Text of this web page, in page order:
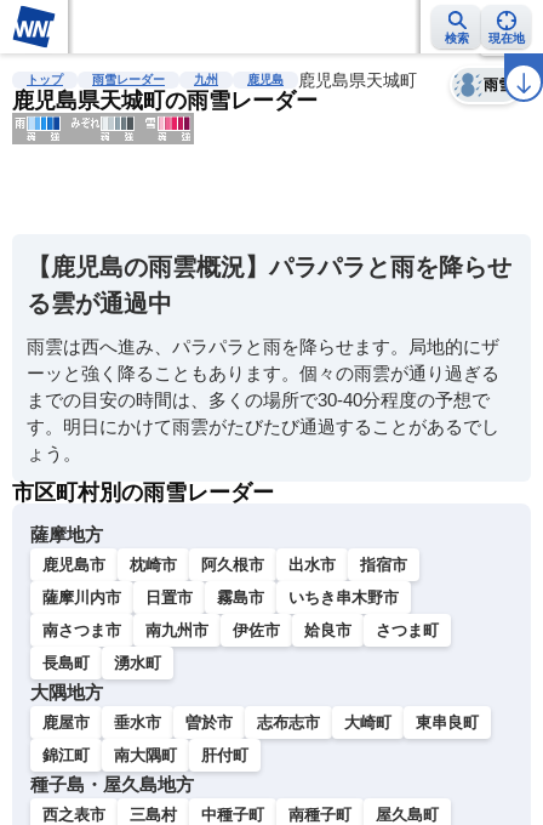
検索 現在地
雨雲レーダー 台風情報 地震情報 警報・注意報 2週間天気 ラ
トップ 雨雪レーダー 九州 鹿児島 鹿児島県天城町
鹿児島県天城町の雨雪レーダー
雨雪
天気 台風
【鹿児島の雨雲概況】パラパラと雨を降らせ
る雲が通過中
雨雲は西へ進み、パラパラと雨を降らせます。局地的にザ
ーッと強く降ることもあります。個々の雨雲が通り過ぎる
までの目安の時間は、多くの場所で30-40分程度の予想で
す。明日にかけて雨雲がたびたび通過することがあるでし
ょう。
市区町村別の雨雪レーダー
薩摩地方
鹿児島市 枕崎市 阿久根市 出水市
指宿市
薩摩川内市
日置市 霧島市
いちき串木野市
南さつま市
南九州市 伊佐市 姶良市
さつま町
長島町
湧水町
大隅地方
鹿屋市 垂水市 曽於市 志布志市 大崎町
東串良町
錦江町
南大隅町 肝付町
種子島・屋久島地方
西之表市 三島村 中種子町 南種子町 屋久島町